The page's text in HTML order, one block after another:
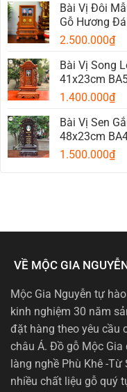
Bài Vị Đôi
Gỗ Hương
2.500.000₫
Bài Vị Song
41x23cm
1.400.000₫
Bài Vị Sen
48x23cm
1.500.000₫
VỀ MỘC GIA
Mộc Gia Nguyễn tự
kinh nghiệm 30 năm
đặt hàng theo yêu cầu
châu Á. Đồ gỗ Mộc
làng nghề Phù Khê -
nhiều chất liệu gỗ quý